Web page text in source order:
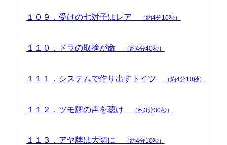
１０９．受けの七対子はレア （約4分10秒）
１１０．ドラの取捨が命 （約4分40秒）
１１１．システムで作り出すトイツ （約4分10秒）
１１２．ツモ牌の声を聴け （約3分30秒）
１１３．アヤ牌は大切に （約4分10秒）